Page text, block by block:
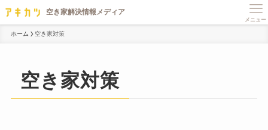
メニュー
ホーム 空き家対策
空き家対策